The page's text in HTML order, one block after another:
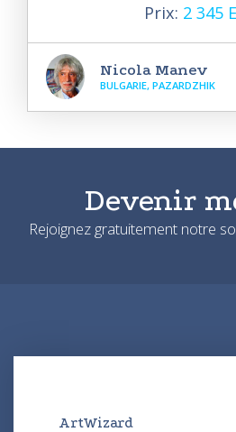
Prix: 2 345
Nicola Manev
BULGARIE, PAZARDZHIK
Devenir
Rejoignez gratuitement notre
ArtWizard